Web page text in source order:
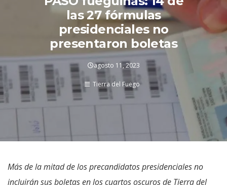
las 27 fórmulas
presidenciales no
presentaron boletas
agosto 11, 2023
Tierra del Fuego
Más de la mitad de los precandidatos presidenciales no
incluirán sus boletas en los cuartos oscuros de Tierra del